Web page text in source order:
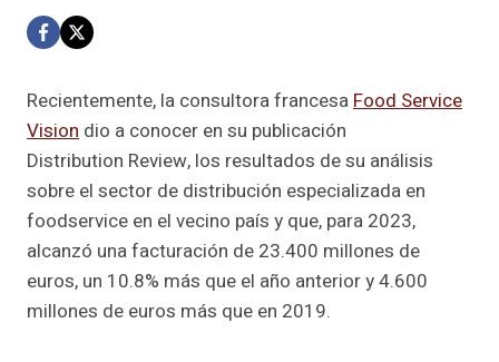
Recientemente, la consultora francesaFood Service
Vision dio a conocer en su publicación
Distribution Review, los resultados de su análisis
sobre el sector de distribución especializada en
foodservice en el vecino país y que, para 2023,
alcanzó una facturación de 23.400 millones de
euros, un 10.8% más que el año anterior y 4.600
millones de euros más que en 2019.